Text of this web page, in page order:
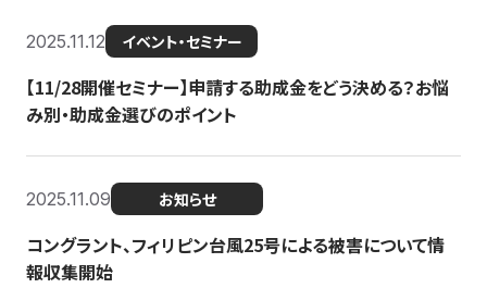
2025.11.12 イベント・セミナー
【11/28開催セミナー】申請する助成金をどう決める？お悩
み別・助成金選びのポイント
2025.11.09 お知らせ
コングラント、フィリピン台風25号による被害について情
報収集開始